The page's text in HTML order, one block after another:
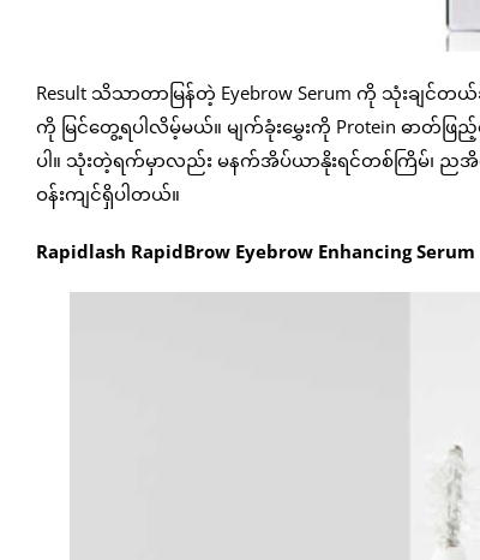
Result သိသာတာမြန်တဲ့ Eyebrow Serum ကို သုံးချ
ကို မြင်တွေ့ရပါလိမ့်မယ်။ မျက်ခုံးမွှေးကို Protein ဓာတ်ဖ
ပါ။ သုံးတဲ့ရက်မှာလည်း မနက်အိပ်ယာနိုးရင်တစ်ကြိမ်၊ ညအိ
ဝန်းကျင်ရှိပါတယ်။
Rapidlash RapidBrow Eyebrow Enhancing Serum